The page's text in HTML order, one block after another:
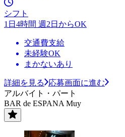
シフト
1日4時間 週2日からOK
交通費支給
未経験OK
まかないあり
詳細を見る
応募画面に進む
アルバイト・パート
BAR de ESPANA Muy